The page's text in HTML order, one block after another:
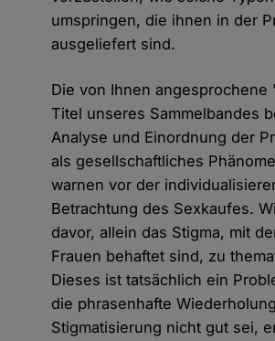
umspringen, die ihnen in der
ausgeliefert sind.
Die von Ihnen angesprochene
Titel unseres Sammelbandes
Analyse und Einordnung der
als gesellschaftliches
warnen vor der
Betrachtung des Sexkaufes.
davor, allein das Stigma, mit
Frauen behaftet sind, zu
Dieses ist tatsächlich ein
die phrasenhafte
Stigmatisierung nicht gut sei,